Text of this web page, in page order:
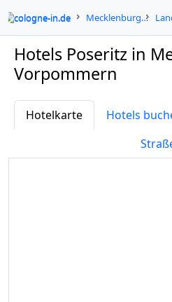
cologne-in.de Mecklenburg-Vorpommern
Hotels Poseritz in
Vorpommern
Hotelkarte
Hotels